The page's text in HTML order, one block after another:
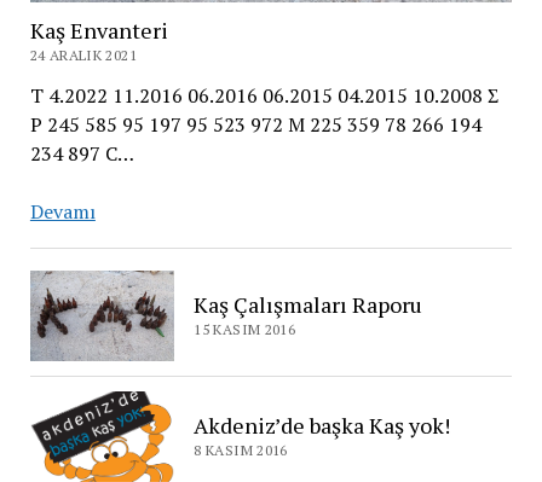
Kaş Envanteri
24 ARALIK 2021
T 4.2022 11.2016 06.2016 06.2015 04.2015 10.2008 Σ
P 245 585 95 197 95 523 972 M 225 359 78 266 194
234 897 C…
DevamıKaş
Kaş Çalışmaları Raporu
15 KASIM 2016
Akdeniz’de başka Kaş yok!
8 KASIM 2016